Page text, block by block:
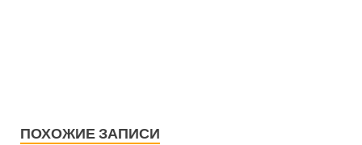
ПОХОЖИЕ ЗАПИСИ